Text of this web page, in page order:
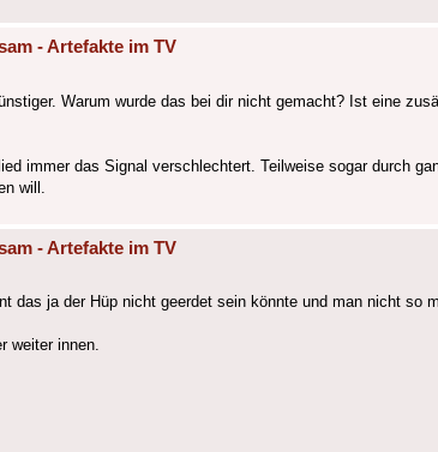
- Artefakte im TV
Warum wurde das bei dir nicht gemacht? Ist eine
immer das Signal verschlechtert. Teilweise sogar durch
will.
- Artefakte im TV
das ja der Hüp nicht geerdet sein könnte und man nicht so
weiter innen.